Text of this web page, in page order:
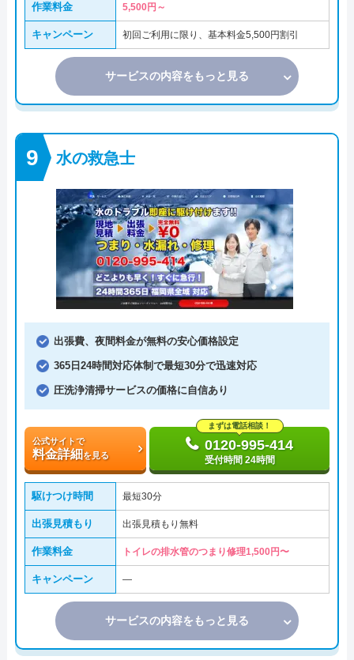
作業料金 5,500円～
キャンペーン 初回ご利用に限り、基本料金5,500円割引
サービスの内容をもっと見る
水の救急士
出張費、夜間料金が無料の安心価格設定
365日24時間対応体制で最短30分で迅速対応
圧洗浄清掃サービスの価格に自信あり
公式サイトで
料金詳細を見る
まずは電話相談！
0120-995-414
受付時間 24時間
駆けつけ時間 最短30分
出張見積もり 出張見積もり無料
作業料金 トイレの排水管のつまり修理1,500円〜
キャンペーン ―
サービスの内容をもっと見る